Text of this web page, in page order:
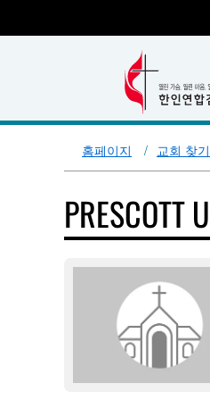
홈페이지 교회 찾기
PRESCOTT